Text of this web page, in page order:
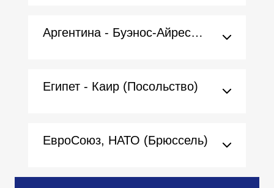
Аргентина - Буэнос-Айрес (Посольство)
Египет - Каир (Посольство)
ЕвроСоюз, НАТО (Брюссель)